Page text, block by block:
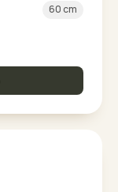
60 cm